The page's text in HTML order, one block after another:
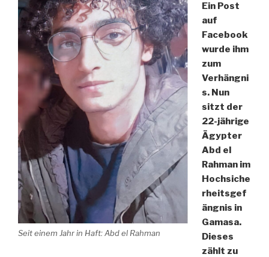
Seit einem Jahr in Haft: Abd el Rahman
Ein Post
auf
Facebook
wurde ihm
zum
Verhängni
s. Nun
sitzt der
22-jährige
Ägypter
Abd el
Rahman im
Hochsiche
rheitsgef
ängnis in
Gamasa.
Dieses
zählt zu